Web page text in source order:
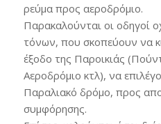
ρεύμα προς αεροδρόμιο.
Παρακαλούνται οι οδηγοί
τόνων, που σκοπεύουν να
έξοδο της Παροικιάς
Αεροδρόμιο κτλ), να
Παραλιακό δρόμο, προς
συμφόρησης.